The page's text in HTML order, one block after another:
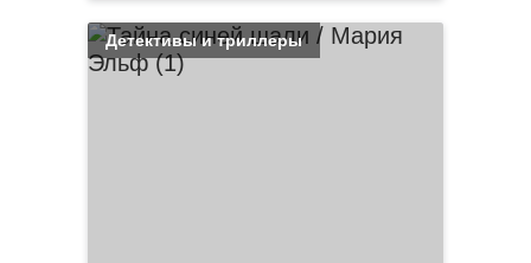
Детективы и триллеры